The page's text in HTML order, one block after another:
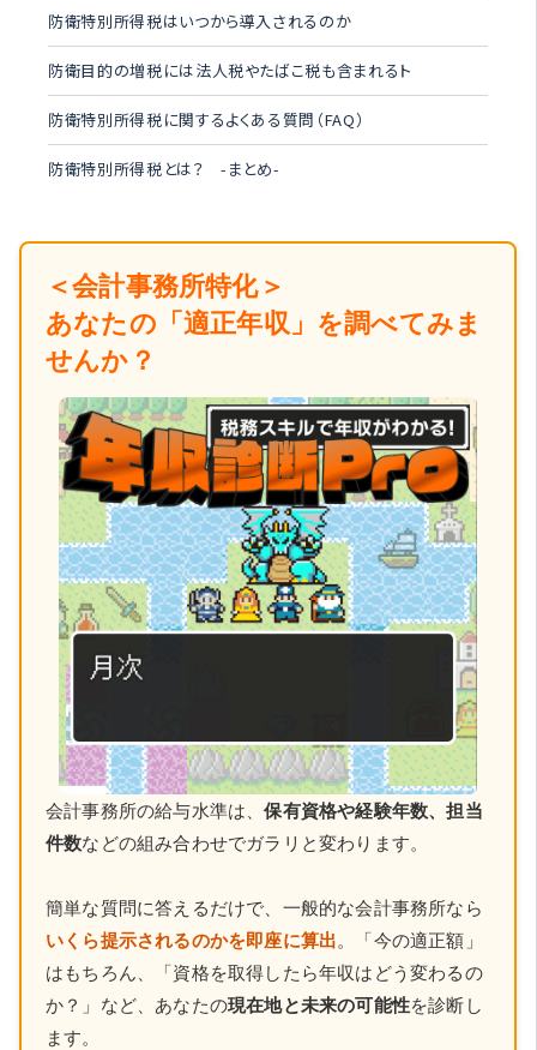
防衛特別所得税はいつから導入されるのか
防衛目的の増税には法人税やたばこ税も含まれるト
防衛特別所得税に関するよくある質問（FAQ）
防衛特別所得税とは？ -まとめ-
＜会計事務所特化＞
あなたの「適正年収」を調べてみま
せんか？
会計事務所の給与水準は、保有資格や経験年数、担当
件数などの組み合わせでガラリと変わります。
簡単な質問に答えるだけで、一般的な会計事務所なら
いくら提示されるのかを即座に算出。「今の適正額」
はもちろん、「資格を取得したら年収はどう変わるの
か？」など、あなたの現在地と未来の可能性を診断し
ます。